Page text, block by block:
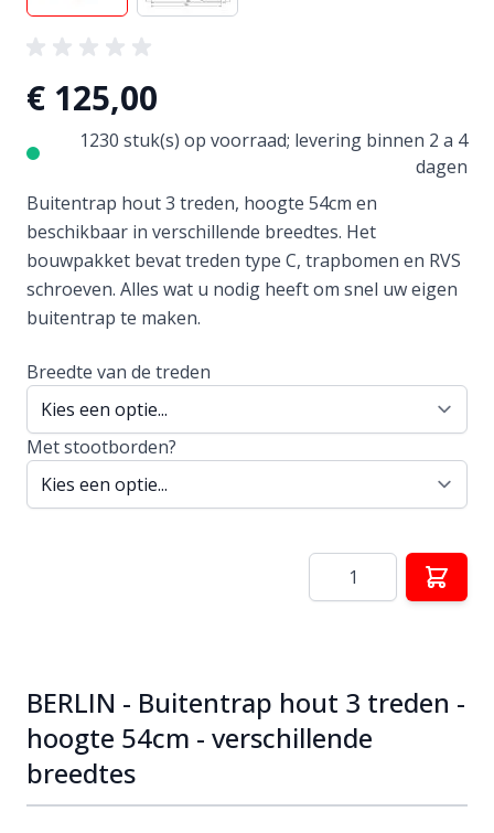
€ 125,00
1230 stuk(s) op voorraad; levering binnen 2 a 4
dagen
Buitentrap hout 3 treden, hoogte 54cm en
beschikbaar in verschillende breedtes. Het
bouwpakket bevat treden type C, trapbomen en RVS
schroeven. Alles wat u nodig heeft om snel uw eigen
buitentrap te maken.
Breedte van de treden
Met stootborden?
Aantal
BERLIN - Buitentrap hout 3 treden -
hoogte 54cm - verschillende
breedtes